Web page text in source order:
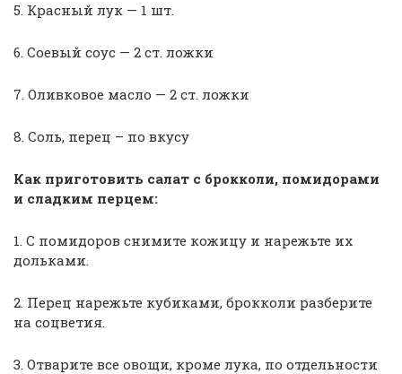
5. Красный лук — 1 шт.
6. Соевый соус — 2 ст. ложки
7. Оливковое масло — 2 ст. ложки
8. Соль, перец – по вкусу
Как приготовить салат с брокколи, помидорами
и сладким перцем:
1. С помидоров снимите кожицу и нарежьте их
дольками.
2. Перец нарежьте кубиками, брокколи разберите
на соцветия.
3. Отварите все овощи, кроме лука, по отдельности